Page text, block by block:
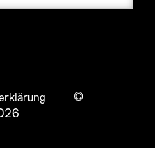
©